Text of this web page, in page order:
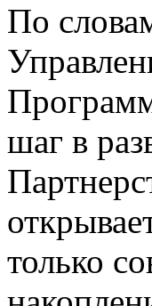
По
шаг в
только